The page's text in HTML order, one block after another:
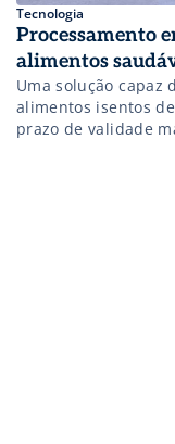
Tecnologia
Processamento
alimentos
Uma solução
alimentos isentos
prazo de validade